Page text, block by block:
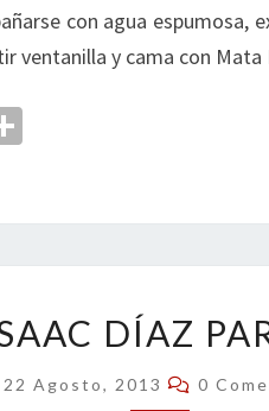
con agua espumosa,
ventanilla y cama con Mata
ar
tir
DÍAZ
PARDO
DÍAZ
22 Agosto, 2013 0